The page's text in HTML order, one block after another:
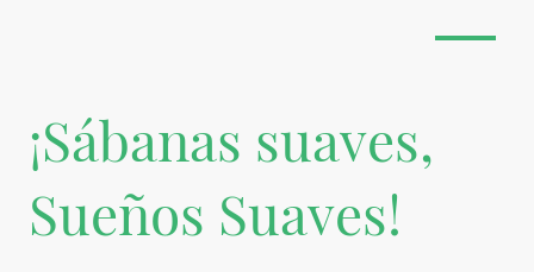
¡Sábanas suaves,
Sueños Suaves!